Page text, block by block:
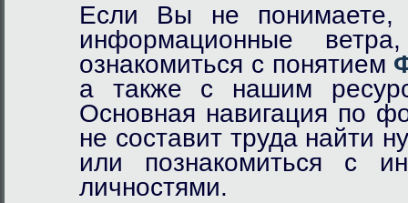
Если Вы не понимаете,
информационные
ознакомиться с понятием
а также с нашим
Основная навигация по
не составит труда найти
или познакомиться с
личностями.